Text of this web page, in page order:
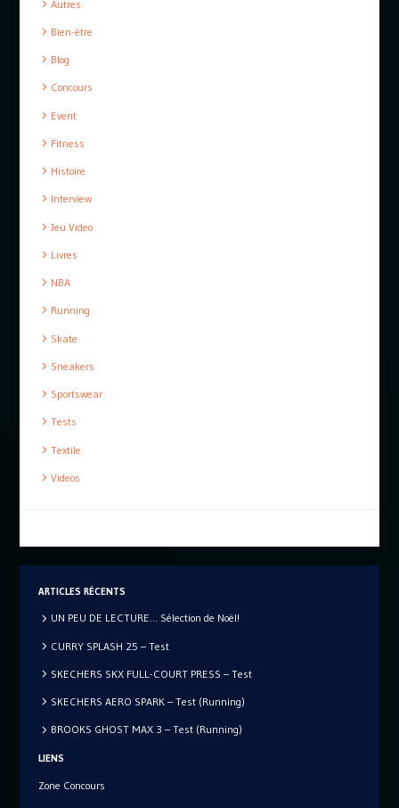
Autres
Bien-être
Blog
Concours
Event
Fitness
Histoire
Interview
Jeu Video
Livres
NBA
Running
Skate
Sneakers
Sportswear
Tests
Textile
Videos
ARTICLES RÉCENTS
UN PEU DE LECTURE… Sélection de Noël!
CURRY SPLASH 25 – Test
SKECHERS SKX FULL-COURT PRESS – Test
SKECHERS AERO SPARK – Test (Running)
BROOKS GHOST MAX 3 – Test (Running)
LIENS
Zone Concours